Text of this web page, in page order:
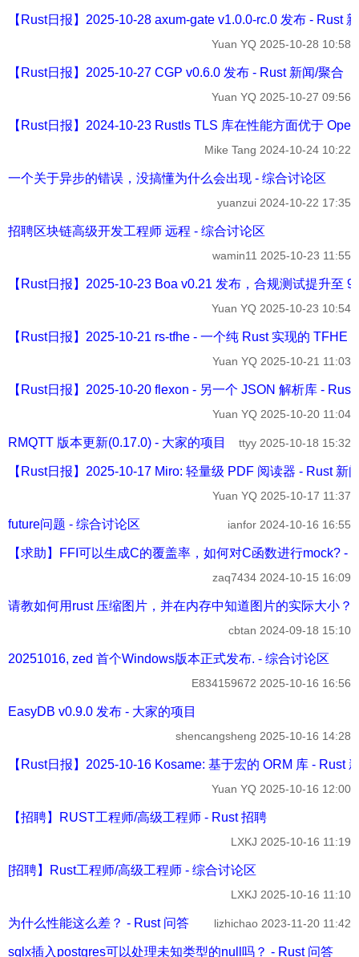
【Rust日报】2025-10-28 axum-gate v1.0.0-rc.0 发布 - Rust
Yuan YQ 2025-10-28 10:58
【Rust日报】2025-10-27 CGP v0.6.0 发布 - Rust 新闻/聚合
Yuan YQ 2025-10-27 09:56
【Rust日报】2024-10-23 Rustls TLS 库在性能方面优于
Mike Tang 2024-10-24 10:22
一个关于异步的错误，没搞懂为什么会出现 - 综合讨论区
yuanzui 2024-10-22 17:35
招聘区块链高级开发工程师 远程 - 综合讨论区
wamin11 2025-10-23 11:55
【Rust日报】2025-10-23 Boa v0.21 发布，合规测试提升至
Yuan YQ 2025-10-23 10:54
【Rust日报】2025-10-21 rs-tfhe - 一个纯 Rust 实现的 TFHE
Yuan YQ 2025-10-21 11:03
【Rust日报】2025-10-20 flexon - 另一个 JSON 解析库 - Rust
Yuan YQ 2025-10-20 11:04
RMQTT 版本更新(0.17.0) - 大家的项目 ttyy 2025-10-18 15:32
【Rust日报】2025-10-17 Miro: 轻量级 PDF 阅读器 - Rust 新
Yuan YQ 2025-10-17 11:37
future问题 - 综合讨论区 ianfor 2024-10-16 16:55
【求助】FFI可以生成C的覆盖率，如何对C函数进行mock? -
zaq7434 2024-10-15 16:09
请教如何用rust 压缩图片，并在内存中知道图片的实际大小？
cbtan 2024-09-18 15:10
20251016, zed 首个Windows版本正式发布. - 综合讨论区
E834159672 2025-10-16 16:56
EasyDB v0.9.0 发布 - 大家的项目
shencangsheng 2025-10-16 14:28
【Rust日报】2025-10-16 Kosame: 基于宏的 ORM 库 - Rust
Yuan YQ 2025-10-16 12:00
【招聘】RUST工程师/高级工程师 - Rust 招聘
LXKJ 2025-10-16 11:19
[招聘】Rust工程师/高级工程师 - 综合讨论区
LXKJ 2025-10-16 11:10
为什么性能这么差？ - Rust 问答 lizhichao 2023-11-20 11:42
sqlx插入postgres可以处理未知类型的null吗？ - Rust 问答